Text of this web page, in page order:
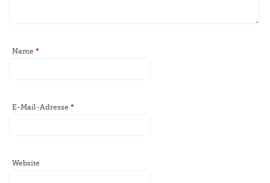
Name*
E-Mail-Adresse*
Website